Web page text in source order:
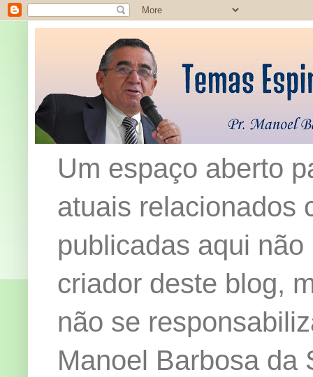
Um espaço aberto
atuais relacionados
publicadas aqui
criador deste blog,
não se
Manoel Barbosa da